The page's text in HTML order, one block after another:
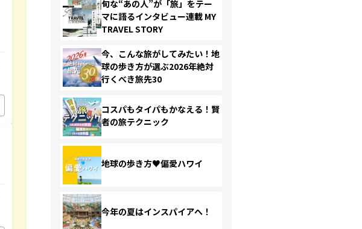
旬な“あの人”が「旅」をテー
マに語るインタビュー連載 MY
TRAVEL STORY
今、こんな旅がしてみたい！地
球の歩き方が選ぶ2026年絶対
行くべき旅先30
コスパもタイパもかなえる！賢
者の旅テクニック
地球の歩き方♥偏愛ハワイ
今年の夏はインスパイアへ！